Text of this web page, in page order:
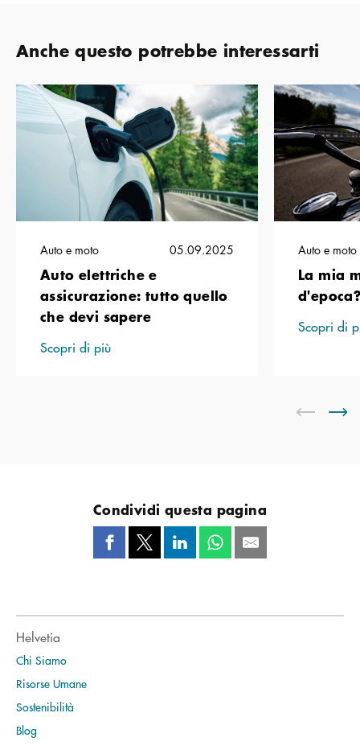
Anche questo potrebbe interessarti
Auto e moto 05.09.2025
Auto elettriche e
assicurazione: tutto quello
che devi sapere
Scopri di più
Auto e moto
La mia
Scopri di
Condividi questa pagina
Helvetia
Chi Siamo
Risorse Umane
Sostenibilità
Blog